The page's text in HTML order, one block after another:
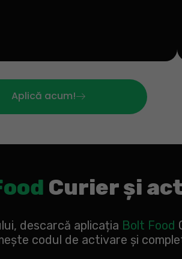
Aplică acum!
Curier și
descarcă aplicația Bolt Food
codul de activare și